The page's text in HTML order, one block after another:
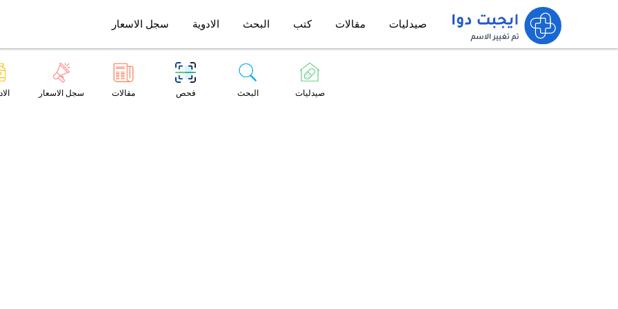
صيدليات مقالات كتب البحث الادوية سجل الاسعار
صيدليات البحث فحص مقالات سجل الاسعار